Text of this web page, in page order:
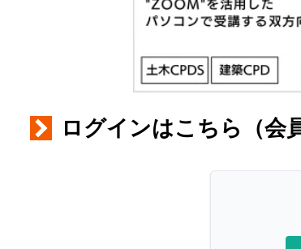
ログインはこちら（会